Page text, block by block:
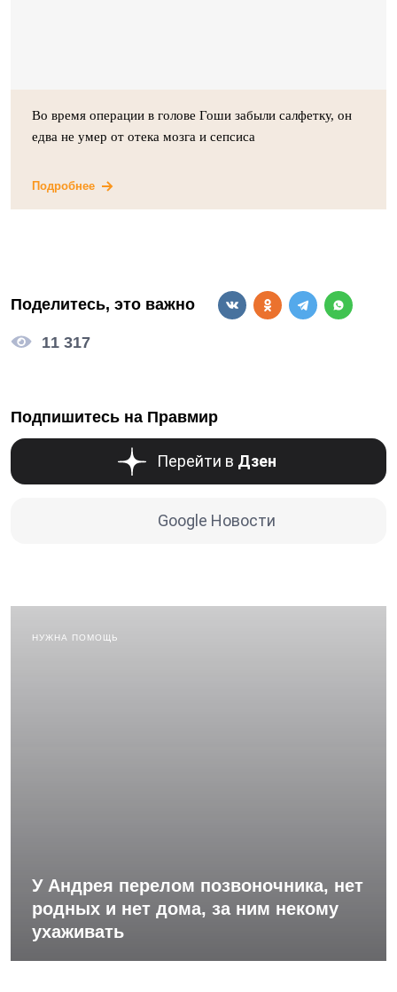
Во время операции в голове Гоши забыли салфетку, он
едва не умер от отека мозга и сепсиса
Подробнее
Поделитесь, это важно
11 317
Подпишитесь на Правмир
Перейти в Дзен
Google Новости
НУЖНА ПОМОЩЬ
У Андрея перелом позвоночника, нет
родных и нет дома, за ним некому
ухаживать